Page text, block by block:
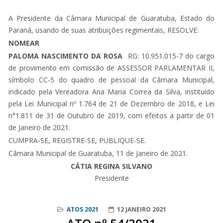
A Presidente da Câmara Municipal de Guaratuba, Estado do
Paraná, usando de suas atribuições regimentais, RESOLVE:
NOMEAR
PALOMA NASCIMENTO DA ROSA RG: 10.951.015-7 do cargo
de provimento em comissão de ASSESSOR PARLAMENTAR II,
símbolo CC-5 do quadro de pessoal da Câmara Municipal,
indicado pela Vereadora Ana Maria Correa da Silva, instituído
pela Lei Municipal nº 1.764 de 21 de Dezembro de 2018, e Lei
n°1.811 de 31 de Outubro de 2019, com efeitos a partir de 01
de Janeiro de 2021.
CUMPRA-SE, REGISTRE-SE, PUBLIQUE-SE.
Câmara Municipal de Guaratuba, 11 de Janeiro de 2021.
CÁTIA REGINA SILVANO
Presidente
ATOS 2021 12 JANEIRO 2021